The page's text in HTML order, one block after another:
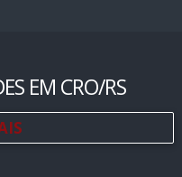
EM CRO/RS